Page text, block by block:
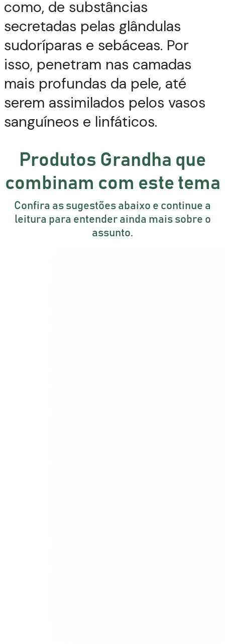
como, de substâncias
secretadas pelas glândulas
sudoríparas e sebáceas. Por
isso, penetram nas camadas
mais profundas da pele, até
serem assimilados pelos vasos
sanguíneos e linfáticos.
Produtos Grandha que
combinam com este tema
Confira as sugestões abaixo e continue a
leitura para entender ainda mais sobre o
assunto.